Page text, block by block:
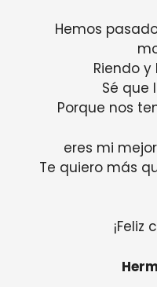
Hemos
Riendo
Sé que
Porque nos
eres mi
Te quiero más
¡Feliz